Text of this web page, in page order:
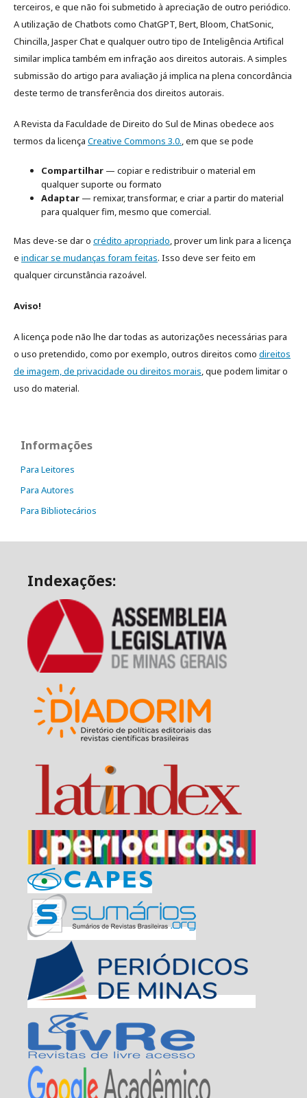
terceiros, e que não foi submetido à apreciação de outro periódico.
A utilização de Chatbots como ChatGPT, Bert, Bloom, ChatSonic,
Chincilla, Jasper Chat e qualquer outro tipo de Inteligência Artifical
similar implica também em infração aos direitos autorais. A simples
submissão do artigo para avaliação já implica na plena concordância
deste termo de transferência dos direitos autorais.
A Revista da Faculdade de Direito do Sul de Minas obedece aos
termos da licença Creative Commons 3.0. , em que se pode
Compartilhar — copiar e redistribuir o material em
qualquer suporte ou formato
Adaptar — remixar, transformar, e criar a partir do material
para qualquer fim, mesmo que comercial.
Mas deve-se dar o crédito apropriado , prover um link para a licença
e indicar se mudanças foram feitas. Isso deve ser feito em
qualquer circunstância razoável.
Aviso!
A licença pode não lhe dar todas as autorizações necessárias para
o uso pretendido, como por exemplo, outros direitos como direitos
de imagem, de privacidade ou direitos morais , que podem limitar o
uso do material.
Informações
Para Leitores
Para Autores
Para Bibliotecários
Indexações: